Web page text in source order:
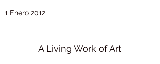
1 Enero 2012
A Living Work of Art